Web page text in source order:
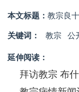
本文标题： 教宗良
关键词： 教宗 公
延伸阅读：
拜访教宗 布